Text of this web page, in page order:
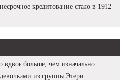
кредитование стало в 1912
больше, чем изначально
из группы Этери.